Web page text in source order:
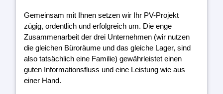
Gemeinsam mit Ihnen setzen wir Ihr PV-Projekt
zügig, ordentlich und erfolgreich um. Die enge
Zusammenarbeit der drei Unternehmen (wir nutzen
die gleichen Büroräume und das gleiche Lager, sind
also tatsächlich eine Familie) gewährleistet einen
guten Informationsfluss und eine Leistung wie aus
einer Hand.